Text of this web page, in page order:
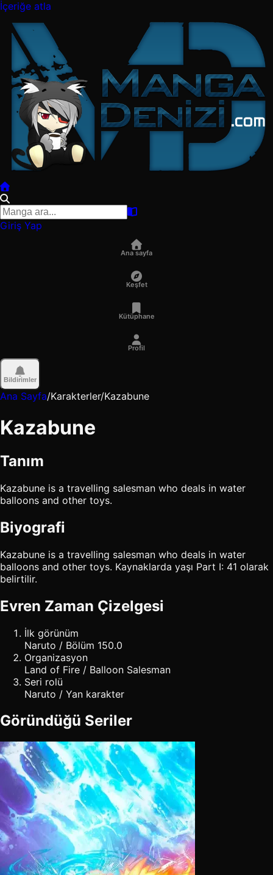
İçeriğe atla
Giriş Yap
Ana sayfa
Keşfet
Kütüphane
Profil
Bildirimler
Ana Sayfa/Karakterler/Kazabune
Kazabune
Tanım
Kazabune is a travelling salesman who deals in water
balloons and other toys.
Biyografi
Kazabune is a travelling salesman who deals in water
balloons and other toys. Kaynaklarda yaşı Part I: 41 olarak
belirtilir.
Evren Zaman Çizelgesi
İlk görünüm
Naruto / Bölüm 150.0
Organizasyon
Land of Fire / Balloon Salesman
Seri rolü
Naruto / Yan karakter
Göründüğü Seriler